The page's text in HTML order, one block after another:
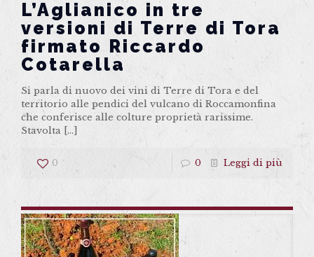
L’Aglianico in tre
versioni di Terre di Tora
firmato Riccardo
Cotarella
Si parla di nuovo dei vini di Terre di Tora e del
territorio alle pendici del vulcano di Roccamonfina
che conferisce alle colture proprietà rarissime.
Stavolta […]
0 0 Leggi di più